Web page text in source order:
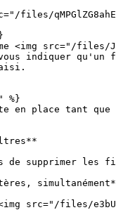
files/
<img src="/files/
indiquer
%}
en place tant
de supprimer
src="/files/